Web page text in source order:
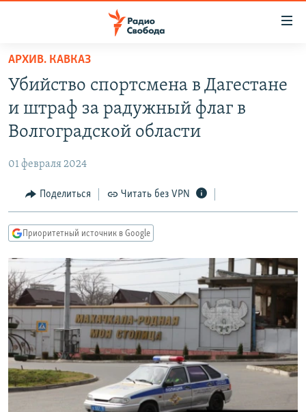
упрощенного
доступа
основному
Вернутся
Вернутся
поиску
ПРОГРАММЫ
ПОДКАСТЫ
АВТОРСКИЕ ПРОЕКТЫ
МНЕНИЯ
КУЛЬТУРА
КАВКАЗ.РЕАЛИИ
СЕВЕР.РЕАЛИИ
СИБИРЬ.РЕАЛИИ
РАСПИСАНИЕ ВЕЩАНИЯ
ПОДПИШИТЕСЬ НА РАССЫЛКУ
СОЦИАЛЬНЫЕ СЕТИ
АРХИВ. КАВКАЗ
Убийство спортсмена в Дагестане
и штраф за радужный флаг в
Волгоградской области
01 февраля 2024
Поделиться Читать без VPN
Приоритетный источник в Google